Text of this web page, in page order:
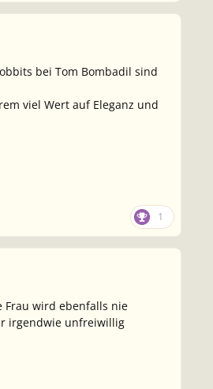
bei Tom Bombadil sind
viel Wert auf Eleganz und
1
Frau wird ebenfalls nie
irgendwie unfreiwillig